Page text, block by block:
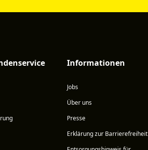
Informationen
Jobs
Über uns
Presse
Erklärung zur Barrierefreiheit